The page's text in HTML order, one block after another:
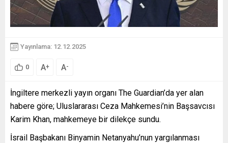
Yayınlama: 12.12.2025
0 A+ A-
İngiltere merkezli yayın organı The Guardian’da yer alan
habere göre; Uluslararası Ceza Mahkemesi’nin Başsavcısı
Karim Khan, mahkemeye bir dilekçe sundu.
İsrail Başbakanı Binyamin Netanyahu’nun yargılanması